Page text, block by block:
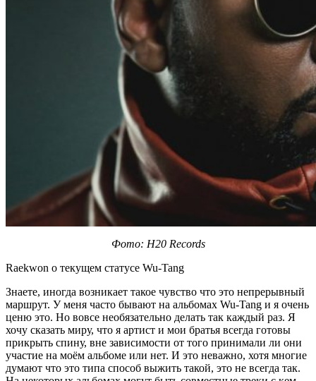
Фото: H20 Records
Raekwon о текущем статусе Wu-Tang
Знаете, иногда возникает такое чувство что это непрерывный
маршрут. У меня часто бывают на альбомах Wu-Tang и я очень
ценю это. Но вовсе необязательно делать так каждый раз. Я
хочу сказать миру, что я артист и мои братья всегда готовы
прикрыть спину, вне зависимости от того принимали ли они
участие на моём альбоме или нет. И это неважно, хотя многие
думают что это типа способ выжить такой, это не всегда так.